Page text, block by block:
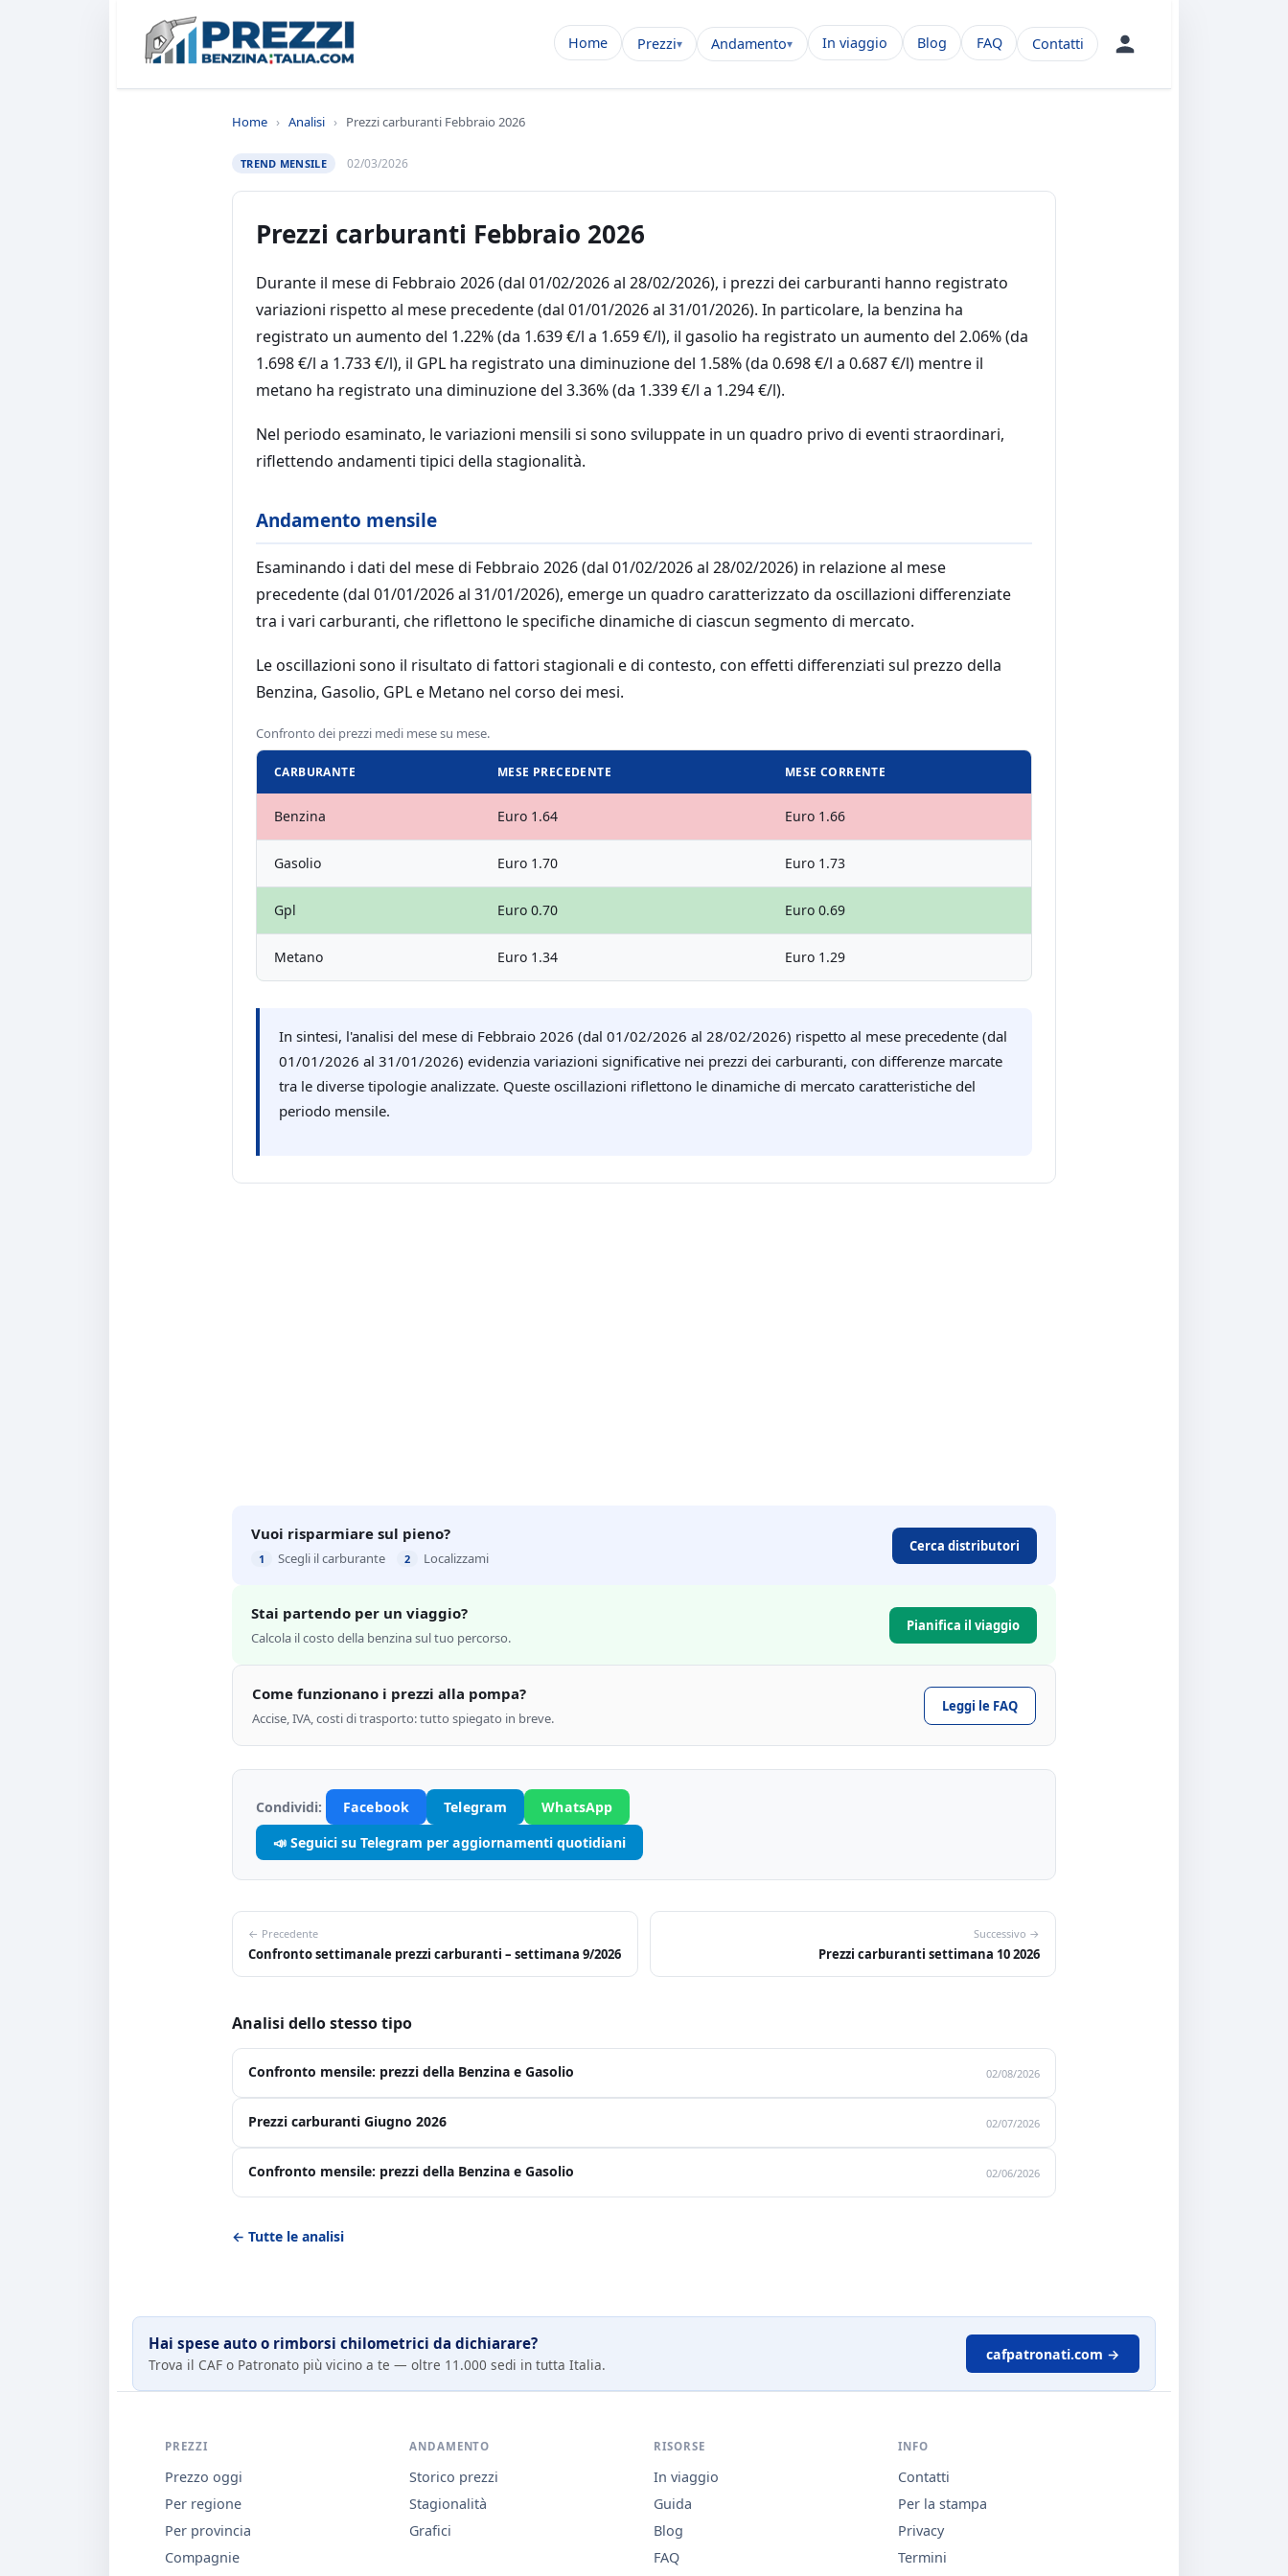
Home Prezzi Andamento In viaggio Blog FAQ Contatti
Home › Analisi › Prezzi carburanti Febbraio 2026
TREND MENSILE 02/03/2026
Prezzi carburanti Febbraio 2026
Durante il mese di Febbraio 2026 (dal 01/02/2026 al 28/02/2026), i prezzi dei carburanti hanno registrato
variazioni rispetto al mese precedente (dal 01/01/2026 al 31/01/2026). In particolare, la benzina ha
registrato un aumento del 1.22% (da 1.639 €/l a 1.659 €/l), il gasolio ha registrato un aumento del 2.06% (da
1.698 €/l a 1.733 €/l), il GPL ha registrato una diminuzione del 1.58% (da 0.698 €/l a 0.687 €/l) mentre il
metano ha registrato una diminuzione del 3.36% (da 1.339 €/l a 1.294 €/l).
Nel periodo esaminato, le variazioni mensili si sono sviluppate in un quadro privo di eventi straordinari,
riflettendo andamenti tipici della stagionalità.
Andamento mensile
Esaminando i dati del mese di Febbraio 2026 (dal 01/02/2026 al 28/02/2026) in relazione al mese
precedente (dal 01/01/2026 al 31/01/2026), emerge un quadro caratterizzato da oscillazioni differenziate
tra i vari carburanti, che riflettono le specifiche dinamiche di ciascun segmento di mercato.
Le oscillazioni sono il risultato di fattori stagionali e di contesto, con effetti differenziati sul prezzo della
Benzina, Gasolio, GPL e Metano nel corso dei mesi.
Confronto dei prezzi medi mese su mese.
CARBURANTE MESE PRECEDENTE MESE CORRENTE
Benzina Euro 1.64 Euro 1.66
Gasolio Euro 1.70 Euro 1.73
Gpl Euro 0.70 Euro 0.69
Metano Euro 1.34 Euro 1.29
In sintesi, l'analisi del mese di Febbraio 2026 (dal 01/02/2026 al 28/02/2026) rispetto al mese precedente (dal
01/01/2026 al 31/01/2026) evidenzia variazioni significative nei prezzi dei carburanti, con differenze marcate
tra le diverse tipologie analizzate. Queste oscillazioni riflettono le dinamiche di mercato caratteristiche del
periodo mensile.
Vuoi risparmiare sul pieno?
1 Scegli il carburante 2 Localizzami
Cerca distributori
Stai partendo per un viaggio?
Calcola il costo della benzina sul tuo percorso.
Pianifica il viaggio
Come funzionano i prezzi alla pompa?
Accise, IVA, costi di trasporto: tutto spiegato in breve.
Leggi le FAQ
Condividi: Facebook Telegram
WhatsApp
📣 Seguici su Telegram per aggiornamenti quotidiani
← Precedente
Confronto settimanale prezzi carburanti – settimana 9/2026
Successivo →
Prezzi carburanti settimana 10 2026
Analisi dello stesso tipo
Confronto mensile: prezzi della Benzina e Gasolio 02/08/2026
Prezzi carburanti Giugno 2026 02/07/2026
Confronto mensile: prezzi della Benzina e Gasolio 02/06/2026
← Tutte le analisi
Hai spese auto o rimborsi chilometrici da dichiarare?
Trova il CAF o Patronato più vicino a te — oltre 11.000 sedi in tutta Italia.
cafpatronati.com →
PREZZI
Prezzo oggi
Per regione
Per provincia
Compagnie
ANDAMENTO
Storico prezzi
Stagionalità
Grafici
RISORSE
In viaggio
Guida
Blog
FAQ
INFO
Contatti
Per la stampa
Privacy
Termini